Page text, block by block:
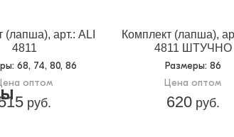
(лапша), арт.: ALI
4811
: 68, 74, 80, 86
оптом
руб.
Комплект (лапша),
4811 ШТУЧНО
Размеры: 86
Цена оптом
620руб.